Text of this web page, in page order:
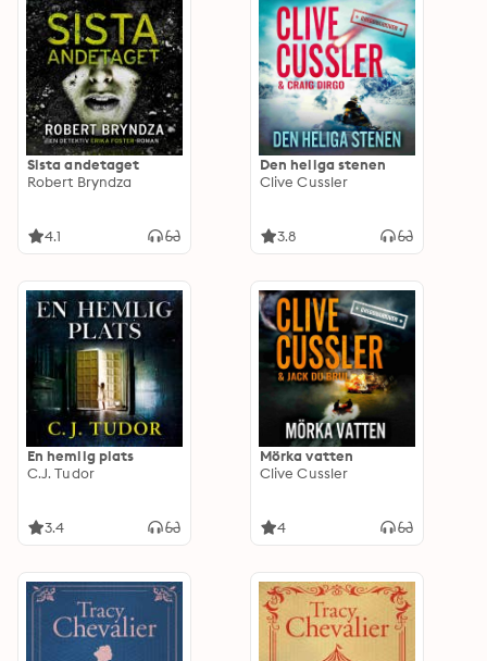
Sista andetaget
Robert Bryndza
4.1
Den heliga stenen
Clive Cussler
3.8
En hemlig plats
C.J. Tudor
3.4
Mörka vatten
Clive Cussler
4